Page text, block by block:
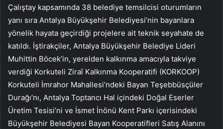
Çalıştay kapsamında 38 belediye temsilcisi oturumların
yanı sıra Antalya Büyükşehir Belediyesi’nin bayanlara
yönelik hayata geçirdiği projelere ait teknik seyahate de
katıldı. İştirakçiler, Antalya Büyükşehir Belediye Lideri
Muhittin Böcek’in, yerelden kalkınma amacıyla takviye
verdiği Korkuteli Ziraî Kalkınma Kooperatifi (KORKOOP)
Korkuteli İmrahor Mahallesi’ndeki Bayan Teşebbüsçüler
Durağı’nı, Antalya Toptancı Hal içindeki Doğal Eserler
Üretim Tesisi’ni ve İsmet İnönü Kent Parkı içerisindeki
Büyükşehir Belediyesi Bayan Kooperatifleri Satış Alanını